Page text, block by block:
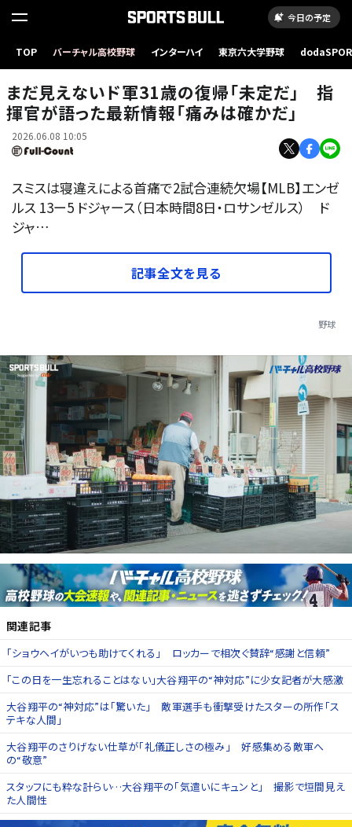
今日の予定
TOP バーチャル高校野球 インターハイ 東京六大学野球
ドジャースのデーブ・ロバーツ監督【写真：ロイター】
まだ見えないド軍31歳の復帰「未定だ」 指
揮官が語った最新情報「痛みは確かだ」
2026.06.08 10:05
スミスは寝違えによる首痛で2試合連続欠場【MLB】エンゼ
ルス 13ー5 ドジャース（日本時間8日・ロサンゼルス） ド
ジャ…
記事全文を見る
野球
関連記事
「ショウヘイがいつも助けてくれる」 ロッカーで相次ぐ賛辞“感謝と信頼”
「この日を一生忘れることはない」大谷翔平の“神対応”に少女記者が大感激
大谷翔平の“神対応”は「驚いた」 敵軍選手も衝撃受けたスターの所作「ス
テキな人間」
大谷翔平のさりげない仕草が「礼儀正しさの極み」 好感集める敵軍へ
の“敬意”
スタッフにも粋な計らい…大谷翔平の「気遣いにキュンと」 撮影で垣間見え
た人間性